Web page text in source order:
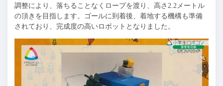
調整により、落ちることなくロープを渡り、高さ2.2メートル
の頂きを目指します。ゴールに到着後、着地する機構も準備
されており、完成度の高いロボットとなりました。